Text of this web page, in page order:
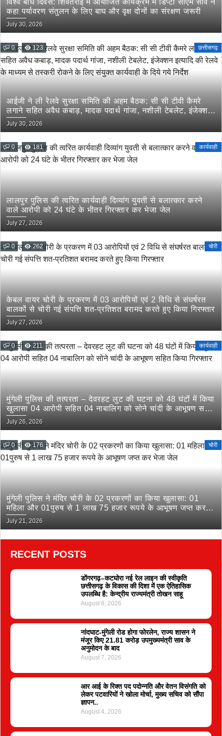
विश्व बाघ दिवस: शिवतराई में आयोजित कार्यक्रम में डिप्टी सीएम साव ने
कहा पर्यावरण संतुलन के लिए बाघ और वृक्ष दोनों का संरक्षण जरूरी
July 30, 2026
0 123 छत्तीसगढ़
आईजी ने ली रेलवे सुरक्षा समिति की अहम बैठक: सी सी टीवी कैमरे
लगाने सहित अवैध कबाड़, मादक पदार्थ गांजा, नशीली टेबलेट, इंजेक्शन
इत्यादि की रेलवे के माध्यम से तस्करी रोकने के लिए संयुक्त कार्यवाही
के दिये गये निर्देश
July 30, 2026
0 181 कार्यवाही
लालपुर पुलिस की त्वरित कार्यवाही दिव्यांग युवती से बलात्कार करने
वाले आरोपी को 24 घंटे के भीतर गिरफ्तार कर भेजा जेल
July 27, 2026
0 262 चोरी
केबल वायर चोरी के प्रकरण में 03 आरोपियों एवं 2 विधि से संघर्षरत
बालकों से चोरी गई संपत्ति शत-प्रतिशत बरामद करते हुए किया गिरफ्तार
July 27, 2026
0 211 कार्यवाही
मुंगेली पुलिस की तत्परता – देवरहट लुट की घटना को 48 घंटों में किया
खुलासा 04 आरोपी सहित 04 नाबालिग को सोने चांदी के आभूषण सहित
किया गिरफ्तार
July 26, 2026
0 176 चोरी
मुंगेली पुलिस ने मंदिर चोरी के 02 प्रकरणों का किया खुलासा: 01
महिला और 01पुरुष से 1 लाख 75 हजार रूपये के आभूषण जप्त कर
भेजा जेल
July 21, 2026
RECENT POSTS
डोंगरगढ़–कटघोरा नई रेल लाइन की स्वीकृति
छत्तीसगढ़ के विकास की दिशा में एक ऐतिहासिक
उपलब्धि है: केन्द्रीय राज्यमंत्री तोखन साहू
August 8, 2026
नांदघाट-मुंगेली रोड होगा फोरलेन, राज्य शासन ने
मंजूर किए 21.81 करोड़ उपमुख्यमंत्री साव के
अनुमोदन के बाद
August 7, 2026
आर आई के रिक्त पद पदोन्नति और वेतन विसंगति को
लेकर पटवारियों ने खोला मोर्चा, मुख्य सचिव को सौंपा
ज्ञापन..
August 4, 2026